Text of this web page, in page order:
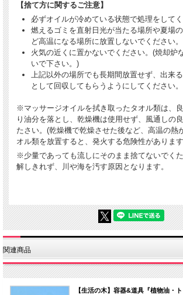
【捨て方に関するご注意】
必ずオイルが冷めている状態で処理をしてく
燃えるゴミを直射日光が当たる場所や夏場
ど高温になる場所に放置しないでください。
火気の近くに置かないでください。(焼却炉
いで下さい。)
上記以外の場所でも長期間放置せず、出来
として回収してもらうようにしてください。
※マッサージオイルを拭き取ったタオル類は、
り油分を落とし、乾燥機は使用せず、風通しの
たさい。(乾燥機で乾燥させた後など、高温の熱
オル類を放置すると、発火する危険性がありま
※少量であっても流しにそのまま捨てないでく
解しきれず、川や海を汚す原因となります。
関連商品
【生活の木】容器&道具『植物油・